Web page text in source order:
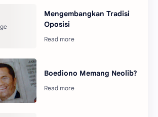
Mengembangkan Tradisi
Oposisi
Boediono Memang Neolib?